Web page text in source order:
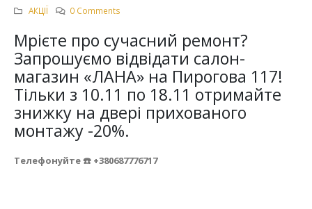
АКЦІЇ 0 Comments
Мрієте про сучасний ремонт?
Запрошуємо відвідати салон-
магазин «ЛАНА» на Пирогова 117!
Тільки з 10.11 по 18.11 отримайте
знижку на двері прихованого
монтажу -20%.
Телефонуйте ☎️ +380687776717